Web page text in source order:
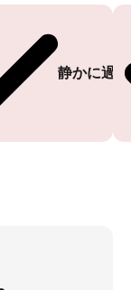
静かに過